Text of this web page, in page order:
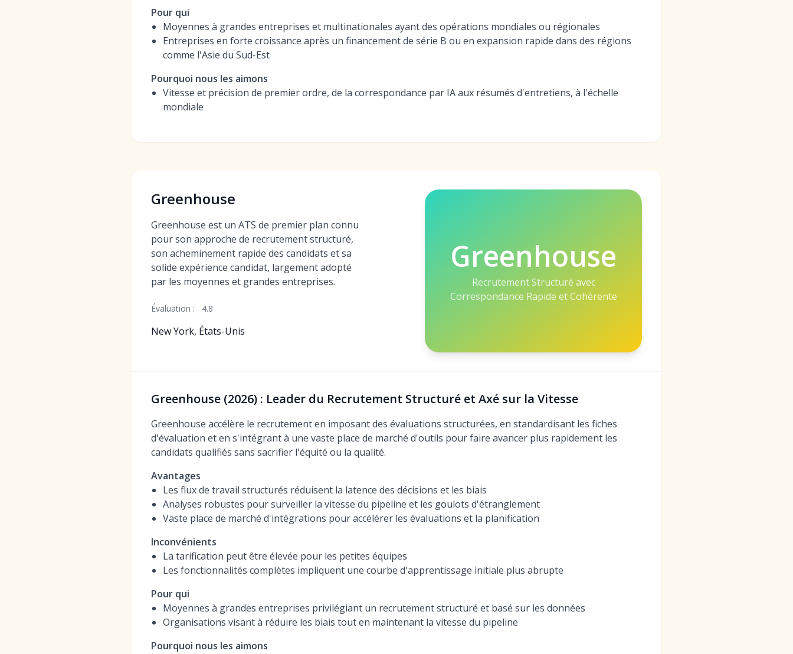
Pour qui
Moyennes à grandes entreprises et multinationales ayant des opérations mondiales ou régionales
Entreprises en forte croissance après un financement de série B ou en expansion rapide dans des régions
comme l'Asie du Sud-Est
Pourquoi nous les aimons
Vitesse et précision de premier ordre, de la correspondance par IA aux résumés d'entretiens, à l'échelle
mondiale
Greenhouse
Greenhouse est un ATS de premier plan connu
pour son approche de recrutement structuré,
son acheminement rapide des candidats et sa
solide expérience candidat, largement adopté
par les moyennes et grandes entreprises.
Évaluation : 4.8
New York, États-Unis
Greenhouse
Recrutement Structuré avec
Correspondance Rapide et Cohérente
Greenhouse (2026) : Leader du Recrutement Structuré et Axé sur la Vitesse
Greenhouse accélère le recrutement en imposant des évaluations structurées, en standardisant les fiches
d'évaluation et en s'intégrant à une vaste place de marché d'outils pour faire avancer plus rapidement les
candidats qualifiés sans sacrifier l'équité ou la qualité.
Avantages
Les flux de travail structurés réduisent la latence des décisions et les biais
Analyses robustes pour surveiller la vitesse du pipeline et les goulots d'étranglement
Vaste place de marché d'intégrations pour accélérer les évaluations et la planification
Inconvénients
La tarification peut être élevée pour les petites équipes
Les fonctionnalités complètes impliquent une courbe d'apprentissage initiale plus abrupte
Pour qui
Moyennes à grandes entreprises privilégiant un recrutement structuré et basé sur les données
Organisations visant à réduire les biais tout en maintenant la vitesse du pipeline
Pourquoi nous les aimons